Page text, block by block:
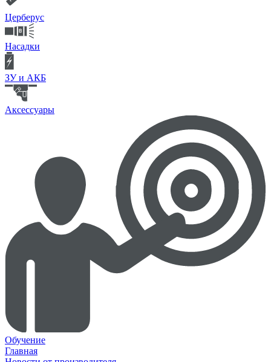
Церберус
Насадки
ЗУ и АКБ
Аксессуары
Обучение
Главная